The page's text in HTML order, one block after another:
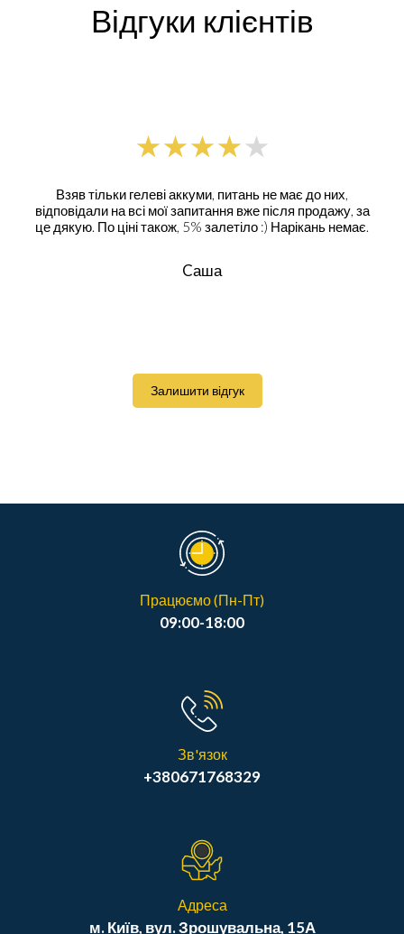
Відгуки клієнтів
Взяв тільки гелеві аккуми, питань не має до них,
відповідали на всі мої запитання вже після продажу, за
це дякую. По ціні також, 5% залетіло :) Нарікань немає.
Cаша
Залишити відгук
Працюємо (Пн-Пт)
09:00-18:00
Зв'язок
+380671768329
Адреса
м. Київ, вул. Зрошувальна, 15А